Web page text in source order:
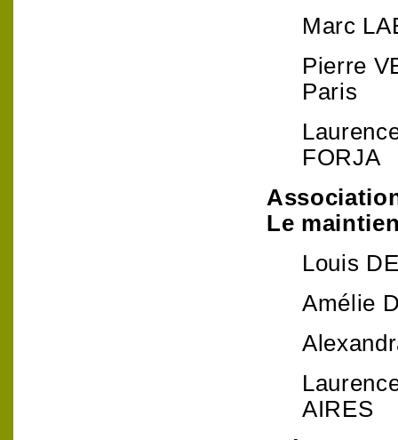
Marc
Pierre
Paris
FORJA
Le
Louis
Amélie
AIRES